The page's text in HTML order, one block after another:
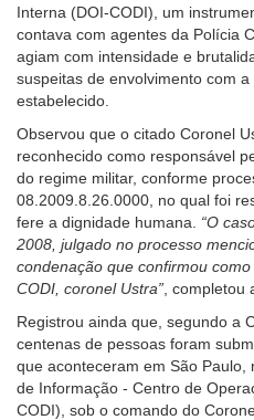
Interna (DOI-CODI), um
contava com agentes da Polícia
agiam com intensidade e
suspeitas de envolvimento com
estabelecido.
Observou que o citado Coronel
reconhecido como responsável
do regime militar, conforme
08.2009.8.26.0000, no qual foi
fere a dignidade humana. “O
2008, julgado no processo
condenação que confirmou
CODI, coronel Ustra” , completou
Registrou ainda que, segundo a
centenas de pessoas foram
que aconteceram em São
de Informação - Centro de
CODI), sob o comando do